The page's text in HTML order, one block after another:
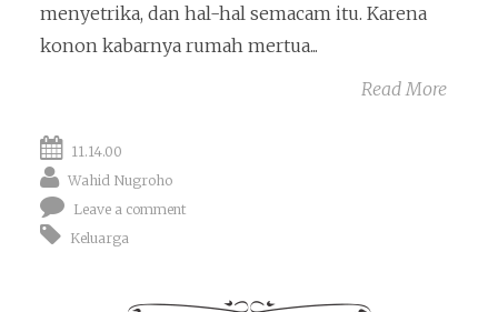
menyetrika, dan hal-hal semacam itu. Karena
konon kabarnya rumah mertua...
Read More
11.14.00
Wahid Nugroho
Leave a comment
Keluarga